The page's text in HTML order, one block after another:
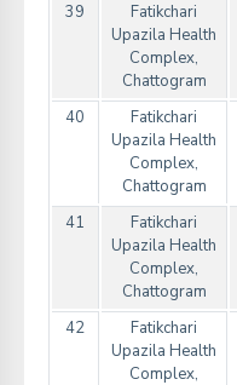
39
Fatikchari
Upazila Health
Complex,
Chattogram
40
Fatikchari
Upazila Health
Complex,
Chattogram
41
Fatikchari
Upazila Health
Complex,
Chattogram
42
Fatikchari
Upazila Health
Complex,